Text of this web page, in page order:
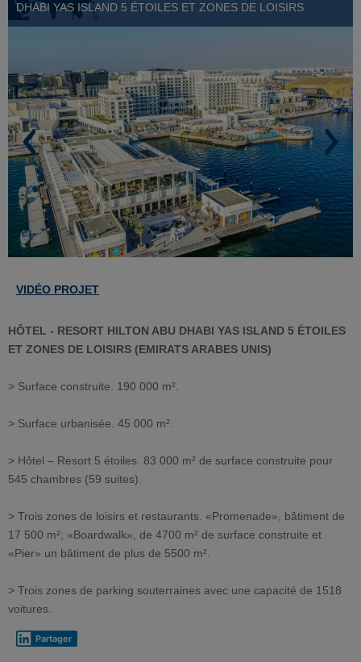
DHABI YAS ISLAND 5 ÉTOILES ET ZONES DE LOISIRS
VIDÉO PROJET
HÔTEL - RESORT HILTON ABU DHABI YAS ISLAND 5 ÉTOILES
ET ZONES DE LOISIRS (EMIRATS ARABES UNIS)
> Surface construite. 190 000 m².
> Surface urbanisée. 45 000 m².
> Hôtel – Resort 5 étoiles. 83 000 m² de surface construite pour
545 chambres (59 suites).
> Trois zones de loisirs et restaurants. «Promenade», bâtiment de
17 500 m²; «Boardwalk», de 4700 m² de surface construite et
«Pier» un bâtiment de plus de 5500 m².
> Trois zones de parking souterraines avec une capacité de 1518
voitures.
Partager